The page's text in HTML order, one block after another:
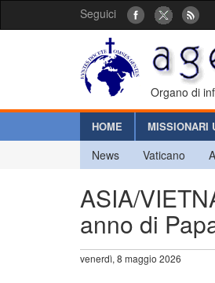
Seguici
Organo di
HOME MISSIONARI
News Vaticano
ASIA/
anno di
venerdì, 8 maggio 2026